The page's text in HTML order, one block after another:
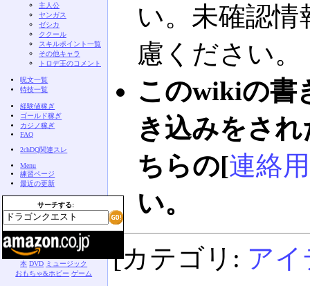
い。未確認
慮ください。
このwikiの書
き込みをさ
ちらの[連絡
い。
[カテゴリ: ア
主人公
ヤンガス
ゼシカ
ククール
スキルポイント一覧
その他キャラ
トロデ王のコメント
呪文一覧
特技一覧
経験値稼ぎ
ゴールド稼ぎ
カジノ稼ぎ
FAQ
2chDQ関連スレ
Menu
練習ページ
最近の更新
サーチする:
本 DVD ミュージック
おもちゃ&ホビー ゲーム